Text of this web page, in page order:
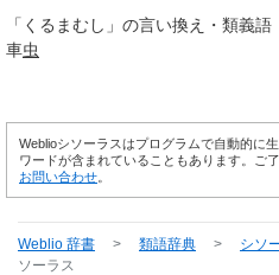
「 くるまむし 」の言い換え・類義語
車虫
Weblioシソーラスはプログラムで自動的に
ワードが含まれていることもあります。ご
お問い合わせ
Weblio 辞書 > 類語辞典 > シソ
ソーラス